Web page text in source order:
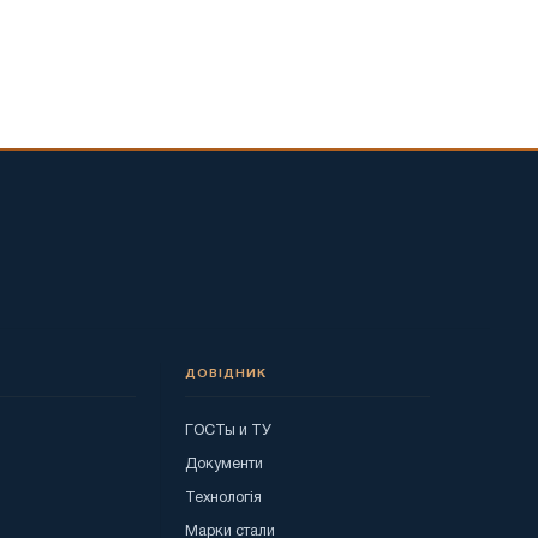
ДОВІДНИК
ГОСТы и ТУ
Документи
Технологія
Марки стали